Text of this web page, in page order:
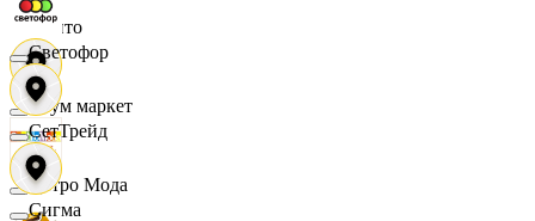
Фрито
Хоум маркет
Цетро Мода
Светофор
СетТрейд
Сигма